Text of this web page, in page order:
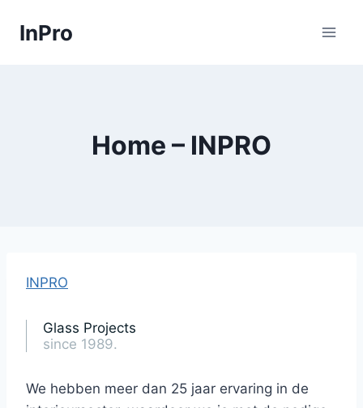
InPro
Home – INPRO
INPRO
Glass Projects
since 1989.
We hebben meer dan 25 jaar ervaring in de